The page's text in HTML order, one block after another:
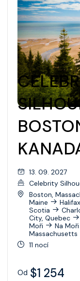
13. 09. 2027
Celebrity
Boston,
Maine
Scotia
City, Quebec
Moři
Na Moři
Massachusetts
11 nocí
Od $1 254